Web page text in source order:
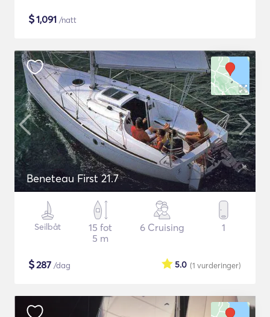
$1,091 /natt
Beneteau First 21.7
Seilbåt
15 fot
5 m
6 Cruising 1
$287 /dag (1 vurderinger)
5.0